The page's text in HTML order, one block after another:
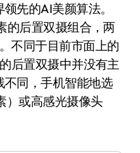
先的AI美颜算法。
的后置双摄组合，两
不同于目前市面上的
后置双摄中并没有主
同，手机智能地选
）或高感光摄像头